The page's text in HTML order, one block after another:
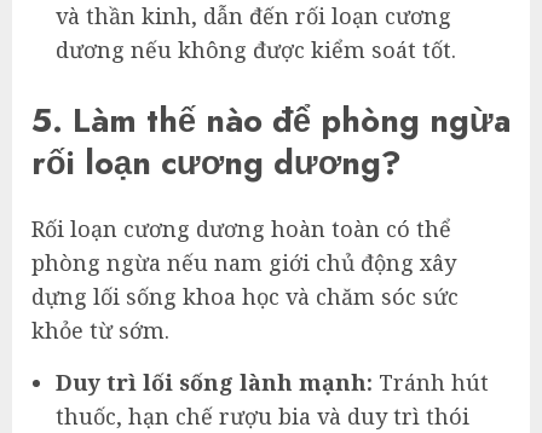
và thần kinh, dẫn đến rối loạn cương
dương nếu không được kiểm soát tốt.
5. Làm thế nào để phòng ngừa
rối loạn cương dương?
Rối loạn cương dương hoàn toàn có thể
phòng ngừa nếu nam giới chủ động xây
dựng lối sống khoa học và chăm sóc sức
khỏe từ sớm.
Duy trì lối sống lành mạnh: Tránh hút
thuốc, hạn chế rượu bia và duy trì thói